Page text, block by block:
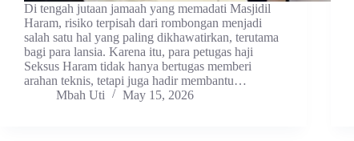
Di tengah jutaan jamaah yang memadati Masjidil
Haram, risiko terpisah dari rombongan menjadi
salah satu hal yang paling dikhawatirkan, terutama
bagi para lansia. Karena itu, para petugas haji
Seksus Haram tidak hanya bertugas memberi
arahan teknis, tetapi juga hadir membantu…
Mbah Uti
May 15, 2026